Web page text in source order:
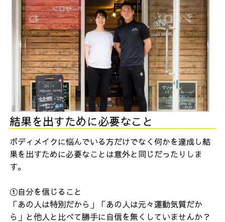
結果を出すために必要なこと
ボディメイクに悩んでいる方だけでなく何かを達成し結
果を出すために必要なことは意外と同じだったりしま
す。
①自分を信じること
「あの人は特別だから」「あの人は元々運動気質だか
ら」と他人と比べて勝手に自信を無くしていませんか？